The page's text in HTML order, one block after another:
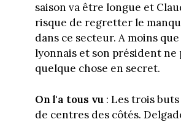
saison va être longue et
risque de regretter le
dans ce secteur. A moins
lyonnais et son président ne
quelque chose en secret.
On l'a tous vu: Les trois
de centres des côtés.